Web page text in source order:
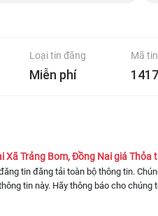
Loại tin đăng
Miễn phí
Mã
Xã Trảng Bom, Đồng Nai giá Thỏa
tin đăng tải toàn bộ thông tin.
tin này. Hãy thông báo cho chúng